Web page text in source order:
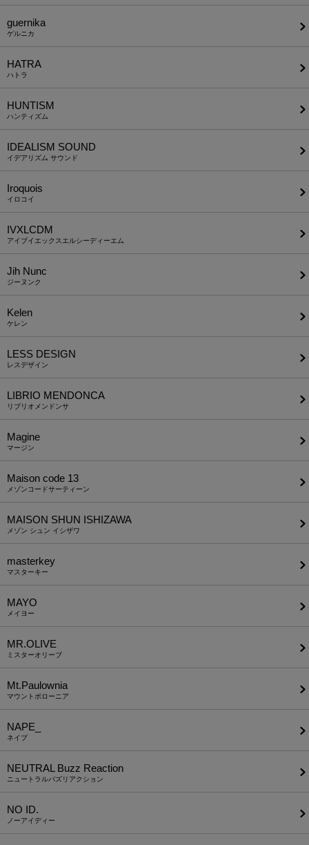
guernika
ゲルニカ
HATRA
ハトラ
HUNTISM
ハンティズム
IDEALISM SOUND
イデアリズム サウンド
Iroquois
イロコイ
IVXLCDM
アイブイエックスエルシーディーエム
Jih Nunc
ジーヌンク
Kelen
ケレン
LESS DESIGN
レスデザイン
LIBRIO MENDONCA
リブリオメンドンサ
Magine
マージン
Maison code 13
メゾンコードサーティーン
MAISON SHUN ISHIZAWA
メゾン シュン イシザワ
masterkey
マスターキー
MAYO
メイヨー
MR.OLIVE
ミスターオリーブ
Mt.Paulownia
マウントポローニア
NAPE_
ネイプ
NEUTRAL Buzz Reaction
ニュートラルバズリアクション
NO ID.
ノーアイディー